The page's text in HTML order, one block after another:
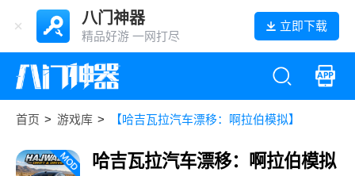
八门神器
精品好游 一网打尽
立即下载
首页 > 游戏库 > 【哈吉瓦拉汽车漂移：啊拉伯模拟】
哈吉瓦拉汽车漂移：啊拉伯模拟